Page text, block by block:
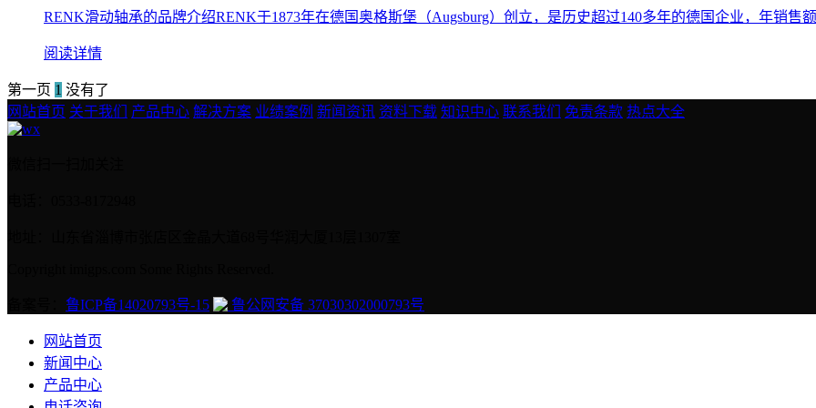
RENK滑动轴承的品牌介绍RENK于1873年在德国奥格斯堡（Augsburg）创立，是历史超过140多年的德国企业，年销售
阅读详情
第一页 1 没有了
网站首页 关于我们 产品中心 解决方案 业绩案例 新闻资讯 资料下载 知识中心 联系我们 免责条款 热点大全
鲁ICP备14020793号-15 鲁公网安备 37030302000793号
网站首页
新闻中心
产品中心